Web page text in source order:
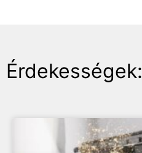
Érdekességek: